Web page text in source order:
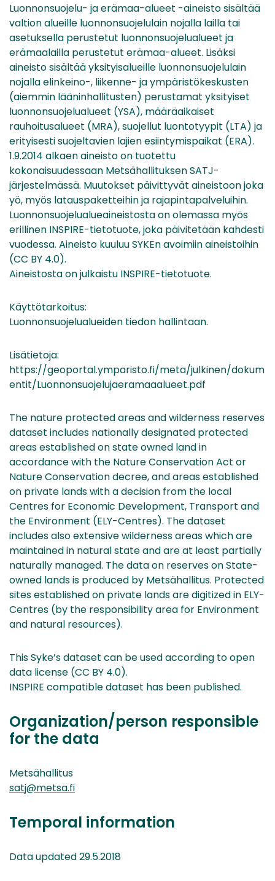
Luonnonsuojelu- ja erämaa-alueet -aineisto sisältää
valtion alueille luonnonsuojelulain nojalla lailla tai
asetuksella perustetut luonnonsuojelualueet ja
erämaalailla perustetut erämaa-alueet. Lisäksi
aineisto sisältää yksityisalueille luonnonsuojelulain
nojalla elinkeino-, liikenne- ja ympäristökeskusten
(aiemmin lääninhallitusten) perustamat yksityiset
luonnonsuojelualueet (YSA), määräaikaiset
rauhoitusalueet (MRA), suojellut luontotyypit (LTA) ja
erityisesti suojeltavien lajien esiintymispaikat (ERA).
1.9.2014 alkaen aineisto on tuotettu
kokonaisuudessaan Metsähallituksen SATJ-
järjestelmässä. Muutokset päivittyvät aineistoon joka
yö, myös latauspaketteihin ja rajapintapalveluihin.
Luonnonsuojelualueaineistosta on olemassa myös
erillinen INSPIRE-tietotuote, joka päivitetään kahdesti
vuodessa. Aineisto kuuluu SYKEn avoimiin aineistoihin
(CC BY 4.0).
Aineistosta on julkaistu INSPIRE-tietotuote.
Käyttötarkoitus:
Luonnonsuojelualueiden tiedon hallintaan.
Lisätietoja:
https://geoportal.ymparisto.fi/meta/julkinen/dokum
entit/Luonnonsuojelujaeramaaalueet.pdf
The nature protected areas and wilderness reserves
dataset includes nationally designated protected
areas established on state owned land in
accordance with the Nature Conservation Act or
Nature Conservation decree, and areas established
on private lands with a decision from the local
Centres for Economic Development, Transport and
the Environment (ELY-Centres). The dataset
includes also extensive wilderness areas which are
maintained in natural state and are at least partially
naturally managed. The data on reserves on State-
owned lands is produced by Metsähallitus. Protected
sites established on private lands are digitized in ELY-
Centres (by the responsibility area for Environment
and natural resources).
This Syke’s dataset can be used according to open
data license (CC BY 4.0).
INSPIRE compatible dataset has been published.
Organization/person responsible
for the data
Metsähallitus
satj@metsa.fi
Temporal information
Data updated 29.5.2018